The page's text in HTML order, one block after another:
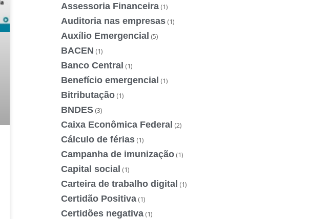
Assessoria Financeira (1)
Auditoria nas empresas (1)
Auxílio Emergencial (5)
BACEN (1)
Banco Central (1)
Benefício emergencial (1)
Bitributação (1)
BNDES (3)
Caixa Econômica Federal (2)
Cálculo de férias (1)
Campanha de imunização (1)
Capital social (1)
Carteira de trabalho digital (1)
Certidão Positiva (1)
Certidões negativa (1)